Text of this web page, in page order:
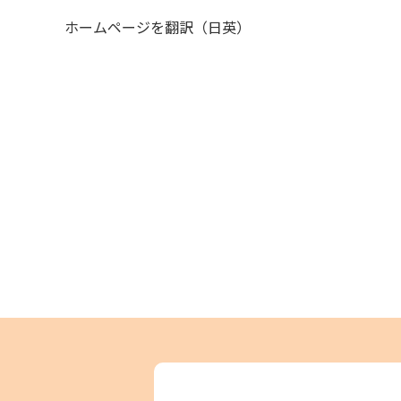
ホームページを翻訳（日英）